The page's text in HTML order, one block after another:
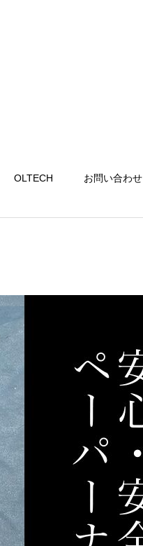
OLTECH お問い合わせ